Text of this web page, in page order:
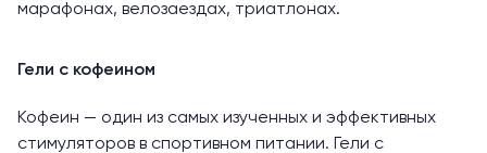
марафонах, велозаездах, триатлонах.
Гели с кофеином
Кофеин — один из самых изученных и эффективных
стимуляторов в спортивном питании. Гели с